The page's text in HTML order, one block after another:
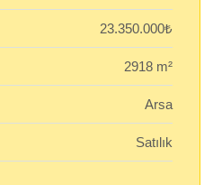
23.350.000₺
2918 m²
Arsa
Satılık